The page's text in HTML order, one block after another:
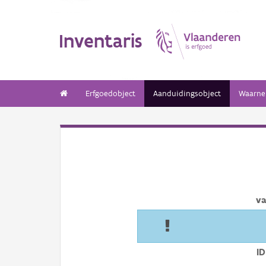
Inventaris
Erfgoedobject Aanduidingsobject
ID